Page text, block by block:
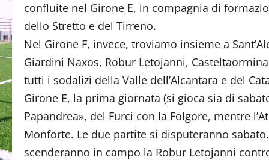
confluite nel Girone E, in compagnia di
dello Stretto e del Tirreno.
Nel Girone F, invece, troviamo insieme a
Giardini Naxos, Robur Letojanni,
tutti i sodalizi della Valle dell’Alcantara e del
Girone E, la prima giornata (si gioca sia di
Papandrea», del Furci con la Folgore, mentre
Monforte. Le due partite si disputeranno
scenderanno in campo la Robur Letojanni